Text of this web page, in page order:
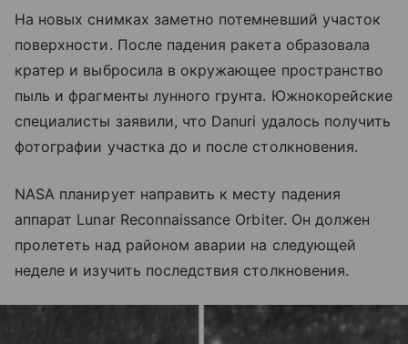
На новых снимках заметно потемневший участок
поверхности. После падения ракета образовала
кратер и выбросила в окружающее пространство
пыль и фрагменты лунного грунта. Южнокорейские
специалисты заявили, что Danuri удалось получить
фотографии участка до и после столкновения.
NASA планирует направить к месту падения
аппарат Lunar Reconnaissance Orbiter. Он должен
пролететь над районом аварии на следующей
неделе и изучить последствия столкновения.